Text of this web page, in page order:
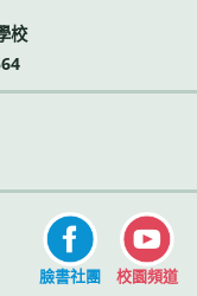
校
臉書社團 校園頻道